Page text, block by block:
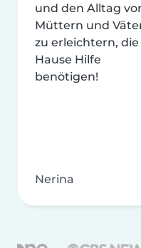
und den Alltag
Müttern und
zu erleichtern, die
Hause Hilfe
benötigen!
Nerina